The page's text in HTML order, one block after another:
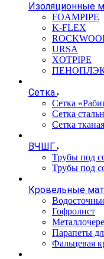
Изоляционные
FOAMPIPE
K-FLEX
URSA
XOTPIPE
Сетка
Сетка
Сетка
Сетка тканая
ВЧШГ
Трубы под
Трубы под
Кровельные
Гофролист
Парапеты
Фальцевая